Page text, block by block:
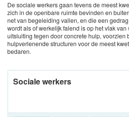
De sociale werkers gaan tevens de meest
zich in de openbare ruimte bevinden en
net van begeleiding vallen, en die een
wordt als of werkelijk falend is op het vlak
uitsluiting tegen door concrete hulp, voorzien
hulpverlenende structuren voor de meest
bedaren.
Sociale werkers